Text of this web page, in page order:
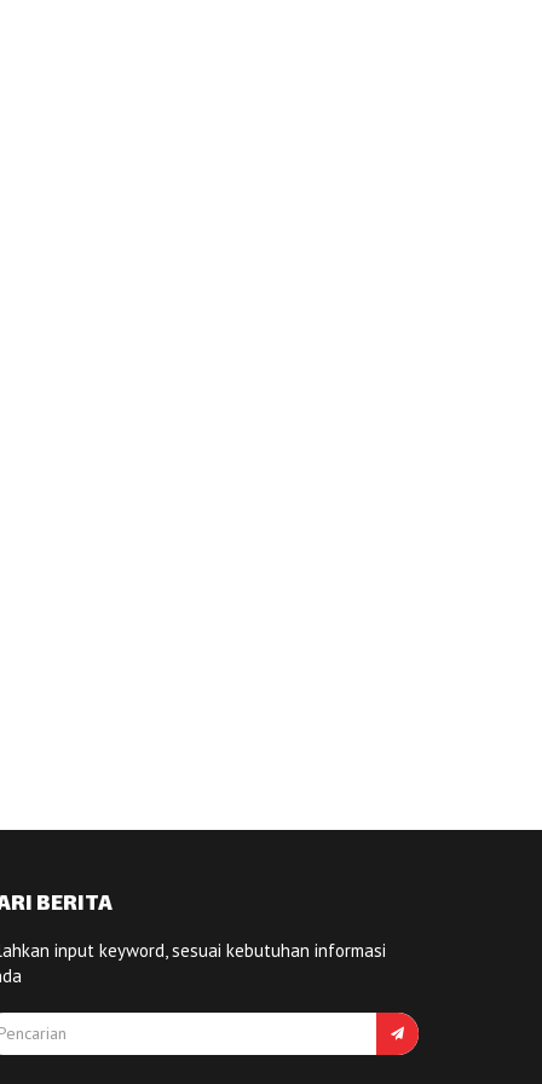
BERITA
input keyword, sesuai kebutuhan informasi